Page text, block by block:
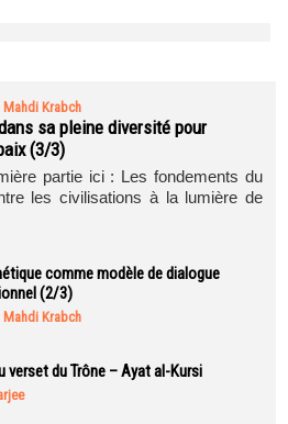
Mahdi Krabch
sa pleine diversité pour
(3/3)
partie ici : Les fondements du
les civilisations à la lumière de
comme modèle de dialogue
(2/3)
Mahdi Krabch
verset du Trône – Ayat al-Kursi